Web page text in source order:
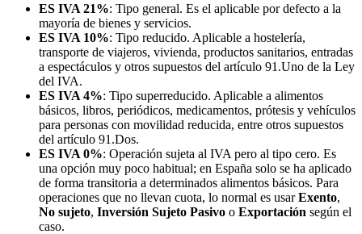
ES IVA 21%: Tipo general. Es el aplicable por defecto a la
mayoría de bienes y servicios.
ES IVA 10%: Tipo reducido. Aplicable a hostelería,
transporte de viajeros, vivienda, productos sanitarios, entradas
a espectáculos y otros supuestos del artículo 91.Uno de la Ley
del IVA.
ES IVA 4%: Tipo superreducido. Aplicable a alimentos
básicos, libros, periódicos, medicamentos, prótesis y vehículos
para personas con movilidad reducida, entre otros supuestos
del artículo 91.Dos.
ES IVA 0%: Operación sujeta al IVA pero al tipo cero. Es
una opción muy poco habitual; en España solo se ha aplicado
de forma transitoria a determinados alimentos básicos. Para
operaciones que no llevan cuota, lo normal es usarExento,
No sujeto, Inversión Sujeto Pasivo o Exportación según el
caso.